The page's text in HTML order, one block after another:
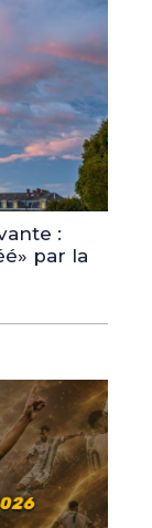
:
par la